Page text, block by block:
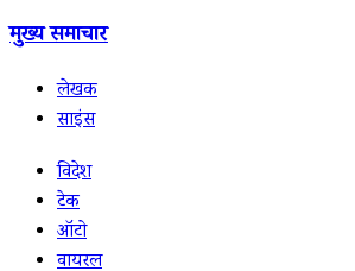
मुख्य समाचार
लेखक
साइंस
विदेश
टेक
ऑटो
वायरल